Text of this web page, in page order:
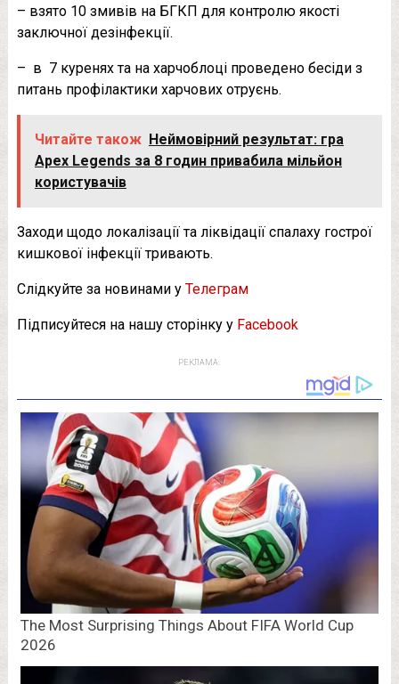
– взято 10 змивів на БГКП для контролю якості
заключної дезінфекції.
– в 7 куренях та на харчоблоці проведено бесіди з
питань профілактики харчових отруєнь.
Читайте також Неймовірний результат: гра
Apex Legends за 8 годин привабила мільйон
користувачів
Заходи щодо локалізації та ліквідації спалаху гострої
кишкової інфекції тривають.
Слідкуйте за новинами у Телеграм
Підписуйтеся на нашу сторінку у Facebook
РЕКЛАМА: